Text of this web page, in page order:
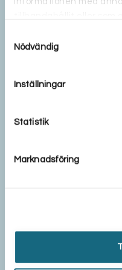
Nödvändig
Inställningar
Statistik
Marknadsföring